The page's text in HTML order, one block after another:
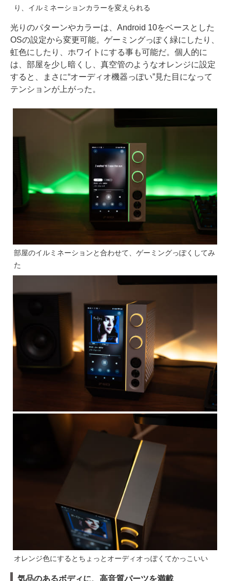
り、イルミネーションカラーを変えられる
光りのパターンやカラーは、Android 10をベースとした
OSの設定から変更可能。ゲーミングっぽく緑にしたり、
虹色にしたり、ホワイトにする事も可能だ。個人的に
は、部屋を少し暗くし、真空管のようなオレンジに設定
すると、まさに“オーディオ機器っぽい”見た目になって
テンションが上がった。
部屋のイルミネーションと合わせて、ゲーミングっぽくしてみ
た
オレンジ色にするとちょっとオーディオっぽくてかっこいい
気品のあるボディに、高音質パーツを満載